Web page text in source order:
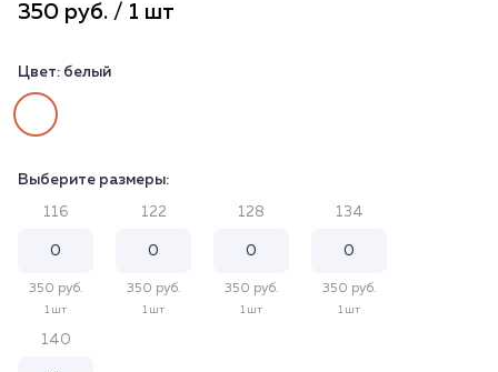
350 руб. / 1 шт
Цвет: белый
Выберите размеры:
116
350 руб.
1 шт
122
350 руб.
1 шт
128
350 руб.
1 шт
134
350 руб.
1 шт
140